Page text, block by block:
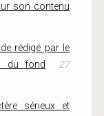
son contenu
rédigé par le
du fond
27
sérieux et